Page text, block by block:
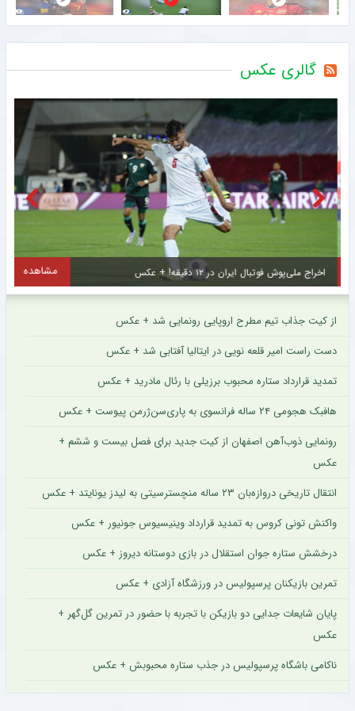
گالری عکس
اخراج ملی‌پوش فوتبال ایران در ۱۲ دقیقه! + عکس مشاهده
از کیت جذاب تیم مطرح اروپایی رونمایی شد + عکس
دست راست امیر قلعه نویی در ایتالیا آفتابی شد + عکس
تمدید قرارداد ستاره محبوب برزیلی با رئال مادرید + عکس
هافبک هجومی ۲۴ ساله فرانسوی به پاری‌سن‌ژرمن پیوست + عکس
رونمایی ذوب‌آهن اصفهان از کیت جدید برای فصل بیست و ششم +
عکس
انتقال تاریخی دروازه‌بان ۲۳ ساله منچسترسیتی به لیدز یونایتد + عکس
واکنش تونی کروس به تمدید قرارداد وینیسیوس جونیور + عکس
درخشش ستاره جوان استقلال در بازی دوستانه دیروز + عکس
تمرین بازیکنان پرسپولیس در ورزشگاه آزادی + عکس
پایان شایعات جدایی دو بازیکن با تجربه با حضور در تمرین گل‌گهر +
عکس
ناکامی باشگاه پرسپولیس در جذب ستاره محبوبش + عکس